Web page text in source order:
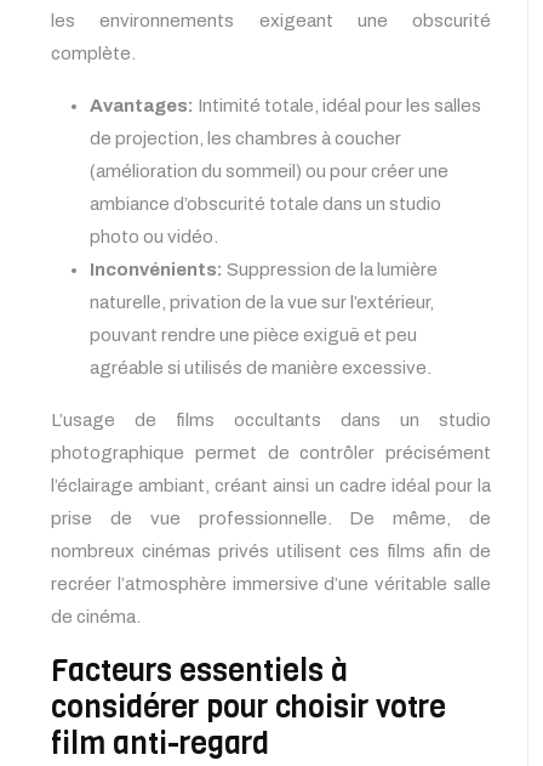
les environnements exigeant une obscurité
complète.
Avantages: Intimité totale, idéal pour les salles
de projection, les chambres à coucher
(amélioration du sommeil) ou pour créer une
ambiance d’obscurité totale dans un studio
photo ou vidéo.
Inconvénients: Suppression de la lumière
naturelle, privation de la vue sur l’extérieur,
pouvant rendre une pièce exiguë et peu
agréable si utilisés de manière excessive.
L’usage de films occultants dans un studio
photographique permet de contrôler précisément
l’éclairage ambiant, créant ainsi un cadre idéal pour la
prise de vue professionnelle. De même, de
nombreux cinémas privés utilisent ces films afin de
recréer l’atmosphère immersive d’une véritable salle
de cinéma.
Facteurs essentiels à
considérer pour choisir votre
film anti-regard